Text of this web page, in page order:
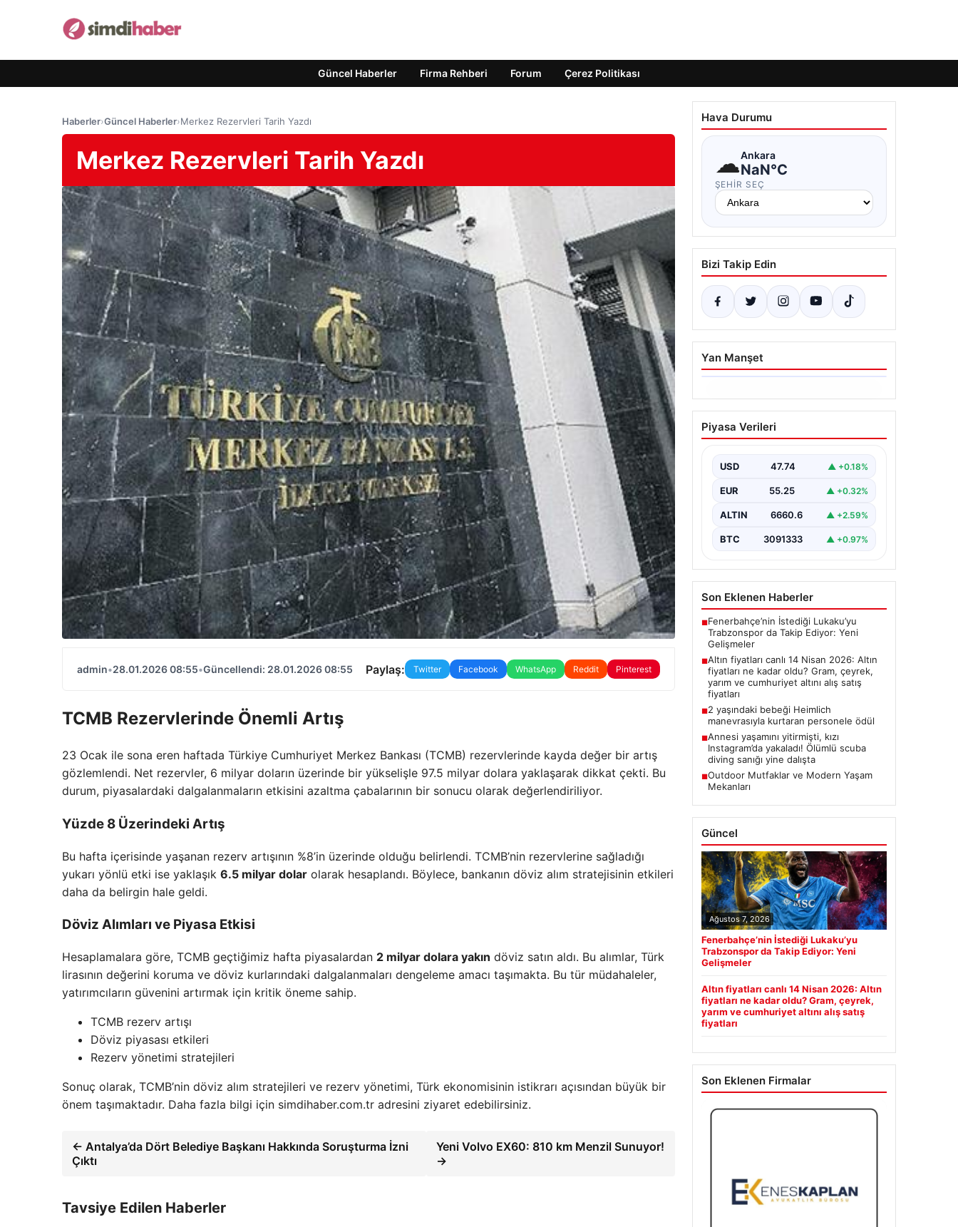
Güncel Haberler Firma Rehberi Forum Çerez Politikası
Haberler›Güncel Haberler›Merkez Rezervleri Tarih Yazdı
Merkez Rezervleri Tarih Yazdı
admin•28.01.2026 08:55•Güncellendi: 28.01.2026 08:55 Paylaş: Twitter Facebook WhatsApp Reddit Pinterest
TCMB Rezervlerinde Önemli Artış
23 Ocak ile sona eren haftada Türkiye Cumhuriyet Merkez Bankası (TCMB) rezervlerinde kayda değer bir artış
gözlemlendi. Net rezervler, 6 milyar doların üzerinde bir yükselişle 97.5 milyar dolara yaklaşarak dikkat çekti. Bu
durum, piyasalardaki dalgalanmaların etkisini azaltma çabalarının bir sonucu olarak değerlendiriliyor.
Yüzde 8 Üzerindeki Artış
Bu hafta içerisinde yaşanan rezerv artışının %8’in üzerinde olduğu belirlendi. TCMB’nin rezervlerine sağladığı
yukarı yönlü etki ise yaklaşık 6.5 milyar dolar olarak hesaplandı. Böylece, bankanın döviz alım stratejisinin etkileri
daha da belirgin hale geldi.
Döviz Alımları ve Piyasa Etkisi
Hesaplamalara göre, TCMB geçtiğimiz hafta piyasalardan 2 milyar dolara yakın döviz satın aldı. Bu alımlar, Türk
lirasının değerini koruma ve döviz kurlarındaki dalgalanmaları dengeleme amacı taşımakta. Bu tür müdahaleler,
yatırımcıların güvenini artırmak için kritik öneme sahip.
TCMB rezerv artışı
Döviz piyasası etkileri
Rezerv yönetimi stratejileri
Sonuç olarak, TCMB’nin döviz alım stratejileri ve rezerv yönetimi, Türk ekonomisinin istikrarı açısından büyük bir
önem taşımaktadır. Daha fazla bilgi için simdihaber.com.tr adresini ziyaret edebilirsiniz.
← Antalya’da Dört Belediye Başkanı Hakkında Soruşturma İzni
Çıktı
Yeni Volvo EX60: 810 km Menzil Sunuyor!
→
Tavsiye Edilen Haberler
Hava Durumu
☁Ankara
NaN°C
ŞEHIR SEÇ
Bizi Takip Edin
Yan Manşet
06.08.2026
Altın fiyatları canlı 14
Nisan 2026: Altın
Gram, çeyrek, yarım ve
cumhuriyet altını alış
Piyasa Verileri
USD 47.74 ▲ +0.18%
EUR 55.25 ▲ +0.32%
ALTIN 6660.6 ▲ +2.59%
BTC 3091333 ▲ +0.97%
Son Eklenen Haberler
■Fenerbahçe’nin İstediği Lukaku’yu
Trabzonspor da Takip Ediyor: Yeni
Gelişmeler
■Altın fiyatları canlı 14 Nisan 2026: Altın
fiyatları ne kadar oldu? Gram, çeyrek,
yarım ve cumhuriyet altını alış satış
fiyatları
■2 yaşındaki bebeği Heimlich
manevrasıyla kurtaran personele ödül
■Annesi yaşamını yitirmişti, kızı
Instagram’da yakaladı! Ölümlü scuba
diving sanığı yine dalışta
■Outdoor Mutfaklar ve Modern Yaşam
Mekanları
Güncel
Ağustos 7, 2026
Fenerbahçe’nin İstediği Lukaku’yu
Trabzonspor da Takip Ediyor: Yeni
Gelişmeler
Altın fiyatları canlı 14 Nisan 2026: Altın
fiyatları ne kadar oldu? Gram, çeyrek,
yarım ve cumhuriyet altını alış satış
fiyatları
Son Eklenen Firmalar